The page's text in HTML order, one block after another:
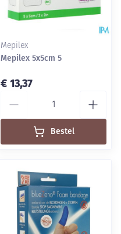
Mepilex
Mepilex 5x5cm 5
€ 13,37
Bestel